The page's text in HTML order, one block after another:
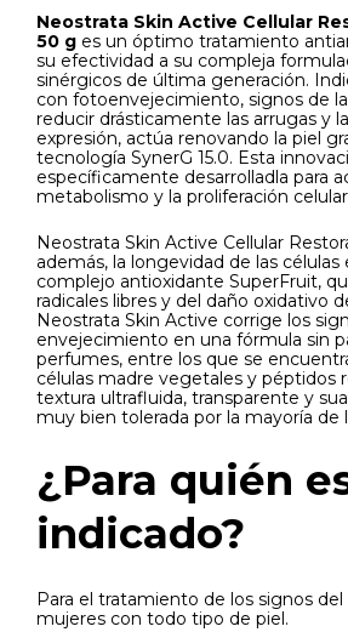
Neostrata Skin Active Cellular
50 g es un óptimo tratamiento
su efectividad a su compleja
sinérgicos de última generación.
con fotoenvejecimiento, signos de
reducir drásticamente las arrugas y
expresión, actúa renovando la piel
tecnología SynerG 15.0. Esta
específicamente desarrolladla para
metabolismo y la proliferación
Neostrata Skin Active Cellular
además, la longevidad de las células
complejo antioxidante SuperFruit,
radicales libres y del daño oxidativo
Neostrata Skin Active corrige los
envejecimiento en una fórmula sin
perfumes, entre los que se
células madre vegetales y péptidos
textura ultrafluida, transparente y
muy bien tolerada por la mayoría de
¿Para quién
indicado?
Para el tratamiento de los signos
mujeres con todo tipo de piel.